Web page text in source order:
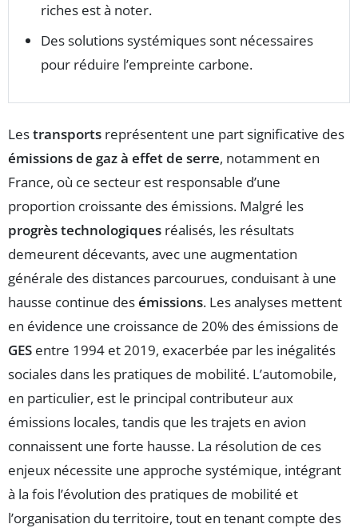
riches est à noter.
Des solutions systémiques sont nécessaires
pour réduire l’empreinte carbone.
Lestransports représentent une part significative des
émissions de gaz à effet de serre, notamment en
France, où ce secteur est responsable d’une
proportion croissante des émissions. Malgré les
progrès technologiques réalisés, les résultats
demeurent décevants, avec une augmentation
générale des distances parcourues, conduisant à une
hausse continue desémissions. Les analyses mettent
en évidence une croissance de 20% des émissions de
GES entre 1994 et 2019, exacerbée par les inégalités
sociales dans les pratiques de mobilité. L’automobile,
en particulier, est le principal contributeur aux
émissions locales, tandis que les trajets en avion
connaissent une forte hausse. La résolution de ces
enjeux nécessite une approche systémique, intégrant
à la fois l’évolution des pratiques de mobilité et
l’organisation du territoire, tout en tenant compte des